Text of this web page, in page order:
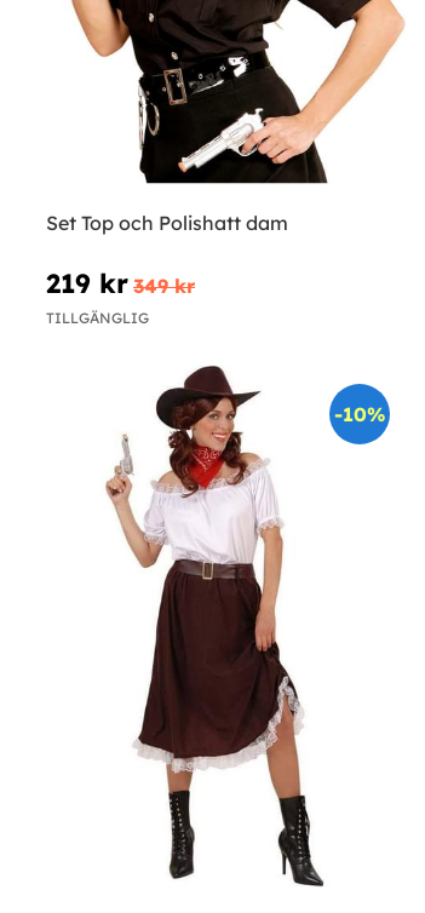
Set Top och Polishatt dam
219 kr 349 kr
TILLGÄNGLIG
-10%